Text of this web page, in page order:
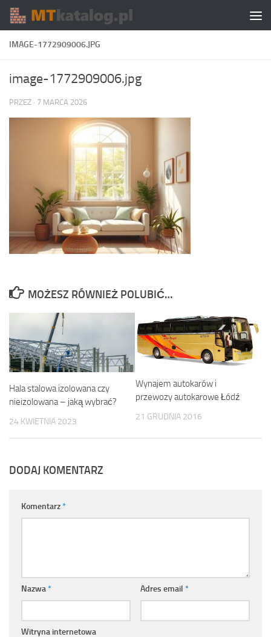
Skip to content
IMAGE-1772909006.JPG
image-1772909006.jpg
PRZEZ · 7 MARCA 2026
MOŻESZ RÓWNIEŻ POLUBIĆ…
Hala stalowa izolowana czy
nieizolowana – jaką wybrać?
24 KWIETNIA 2023
Wynajem autokarów i
przewozy autokarowe Łódź
21 GRUDNIA 2016
DODAJ KOMENTARZ
Komentarz*
Nazwa* Adres email *
Witryna internetowa